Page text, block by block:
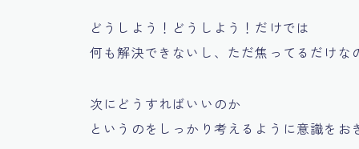
どうしよう！どうしよう！だけでは
何も解決できないし、ただ焦ってるだけな
次にどうすればいいのか
というのをしっかり考えるように意識を